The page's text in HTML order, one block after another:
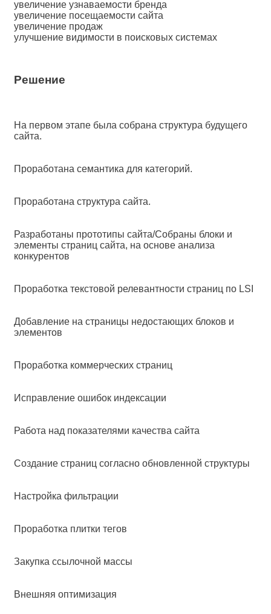
увеличение узнаваемости бренда
увеличение посещаемости сайта
увеличение продаж
улучшение видимости в поисковых системах
Решение
На первом этапе была собрана структура будущего
сайта.
Проработана семантика для категорий.
Проработана структура сайта.
Разработаны прототипы сайта/Собраны блоки и
элементы страниц сайта, на основе анализа
конкурентов
Проработка текстовой релевантности страниц по LSI
Добавление на страницы недостающих блоков и
элементов
Проработка коммерческих страниц
Исправление ошибок индексации
Работа над показателями качества сайта
Создание страниц согласно обновленной структуры
Настройка фильтрации
Проработка плитки тегов
Закупка ссылочной массы
Внешняя оптимизация